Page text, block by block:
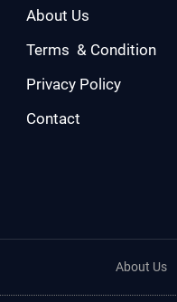
About Us
Terms & Condition
Privacy Policy
Contact
About Us